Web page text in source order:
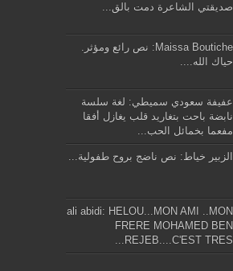
صديقتي الشاعرة دمت بالق...
Maissa Boutiche: نص رائع ومؤثر.
حياك الله....
عفيفة سعودي سميطي: لغة سلسة
نابضة باحت بتغاريد قلب يغازل أفقا
مفعما بخمائل الحب...
الزبير خياط: نص ناضج بروح طفولية...
ali abidi: HELOU...MON AMI ..MON
FRERE MOHAMED BEN
REJEB....C'EST TRES...